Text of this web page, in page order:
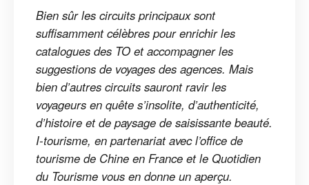
Bien sûr les circuits principaux sont
suffisamment célèbres pour enrichir les
catalogues des TO et accompagner les
suggestions de voyages des agences. Mais
bien d’autres circuits sauront ravir les
voyageurs en quête s’insolite, d’authenticité,
d’histoire et de paysage de saisissante beauté.
I-tourisme, en partenariat avec l’office de
tourisme de Chine en France et le Quotidien
du Tourisme vous en donne un aperçu.